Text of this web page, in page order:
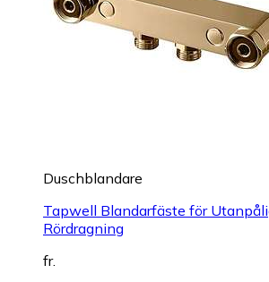
Duschblandare
Tapwell Blandarfäste för
Rördragning
fr.